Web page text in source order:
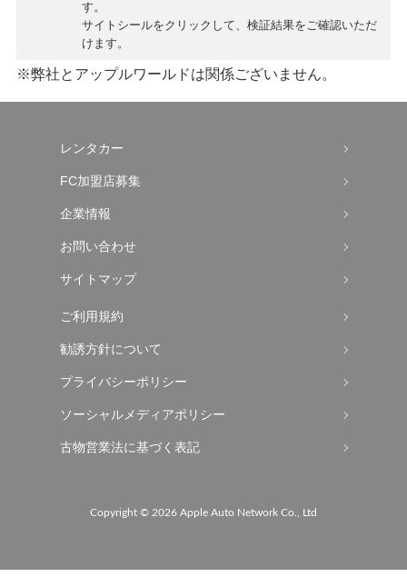
す。
サイトシールをクリックして、検証結果をご確認いただ
けます。
※弊社とアップルワールドは関係ございません。
レンタカー
FC加盟店募集
企業情報
お問い合わせ
サイトマップ
ご利用規約
勧誘方針について
プライバシーポリシー
ソーシャルメディアポリシー
古物営業法に基づく表記
Copyright © 2026 Apple Auto Network Co., Ltd